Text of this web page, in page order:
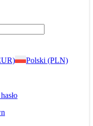
Polski (PLN)